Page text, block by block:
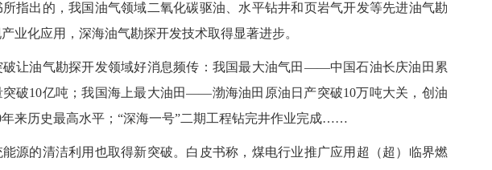
出的，我国油气领域二氧化碳驱油、水平钻井和页岩气开发等先进油气勘
业化应用，深海油气勘探开发技术取得显著进步。
油气勘探开发领域好消息频传：我国最大油气田——中国石油长庆油田累
突破10亿吨；我国海上最大油田——渤海油田原油日产突破10万吨大关，创油
年来历史最高水平；“深海一号”二期工程钻完井作业完成……
的清洁利用也取得新突破。白皮书称，煤电行业推广应用超（超）临界燃